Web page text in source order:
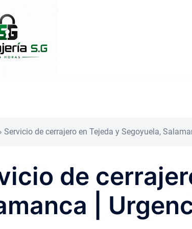
Servicio de cerrajero en Tejeda y Segoyuela,
de
|